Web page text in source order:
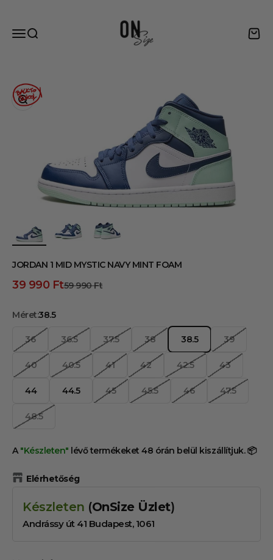
Menü megnyitása
Keresés megnyitása
Nagyítás
JORDAN 1 MID MYSTIC NAVY MINT FOAM
Kedvezményes ár
39 990 FtNormál ár
59 990 Ft
Méret:38.5
36 36.5 37.5 38 38.5 39
40 40.5 41 42 42.5 43
44 44.5 45 45.5 46 47.5
48.5
A"Készleten" lévő termékeket 48 órán belül kiszállítjuk. 📦
Elérhetőség
Készleten (OnSize Üzlet)
Andrássy út 41 Budapest, 1061